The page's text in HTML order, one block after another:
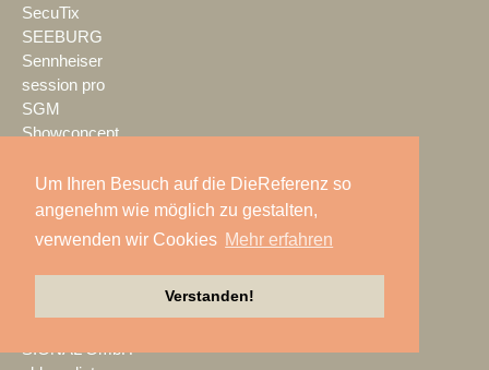
Um Ihren Besuch auf die DieReferenz so
angenehm wie möglich zu gestalten,
verwenden wir Cookies Mehr erfahren
Verstanden!
SecuTix
SEEBURG
Sennheiser
session pro
SGM
Showconcept
Showlight
Showmatrix
Showrental
Showtech
SIGNAL GmbH